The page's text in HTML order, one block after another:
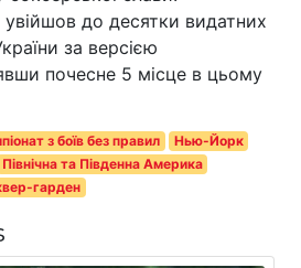
до десятки видатних
за версією
почесне 5 місце в цьому
з боїв без правил
Нью-Йорк
Північна та Південна Америка
гарден